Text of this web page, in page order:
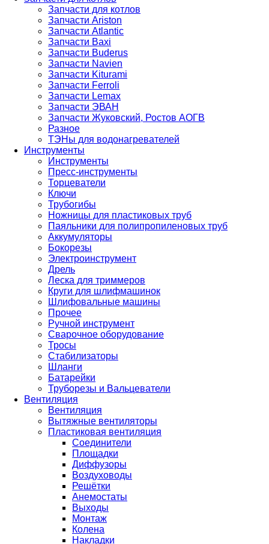
Запчасти для котлов
Запчасти Ariston
Запчасти Atlantic
Запчасти Baxi
Запчасти Buderus
Запчасти Navien
Запчасти Kiturami
Запчасти Ferroli
Запчасти Lemax
Запчасти ЭВАН
Запчасти Жуковский, Ростов АОГВ
Разное
ТЭНы для водонагревателей
Инструменты
Инструменты
Пресс-инструменты
Торцеватели
Ключи
Трубогибы
Ножницы для пластиковых труб
Паяльники для полипропиленовых труб
Аккумуляторы
Бокорезы
Электроинструмент
Дрель
Леска для триммеров
Круги для шлифмашинок
Шлифовальные машины
Прочее
Ручной инструмент
Сварочное оборудование
Тросы
Стабилизаторы
Шланги
Батарейки
Труборезы и Вальцеватели
Вентиляция
Вентиляция
Вытяжные вентиляторы
Пластиковая вентиляция
Соединители
Площадки
Диффузоры
Воздуховоды
Решётки
Анемостаты
Выходы
Монтаж
Колена
Накладки